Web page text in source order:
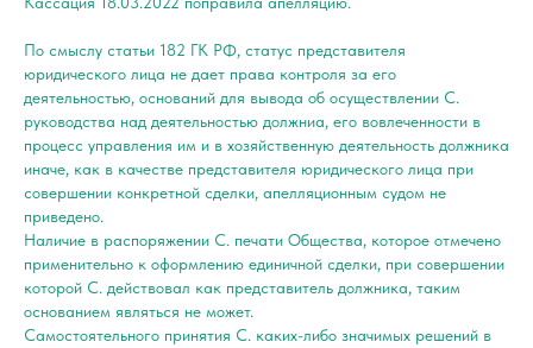
По смыслу статьи 182 ГК РФ, статус представителя
юридического лица не дает права контроля за его
деятельностью, оснований для вывода об осуществлении С.
руководства над деятельностью должниа, его вовлеченности в
процесс управления им и в хозяйственную деятельность должника
иначе, как в качестве представителя юридического лица при
совершении конкретной сделки, апелляционным судом не
приведено.
Наличие в распоряжении С. печати Общества, которое отмечено
применительно к оформлению единичной сделки, при совершении
которой С. действовал как представитель должника, таким
основанием являться не может.
Самостоятельного принятия С. каких-либо значимых решений в